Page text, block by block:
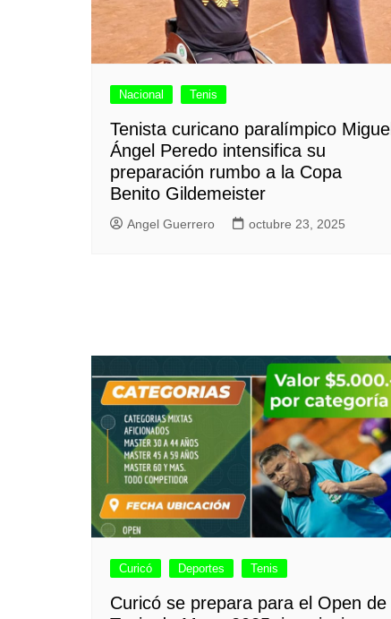
Nacional Tenis
Tenista curicano paralímpico Miguel
Ángel Peredo intensifica su
preparación rumbo a la Copa
Benito Gildemeister
Angel Guerrero octubre 23, 2025
Curicó Deportes Tenis
Curicó se prepara para el Open de